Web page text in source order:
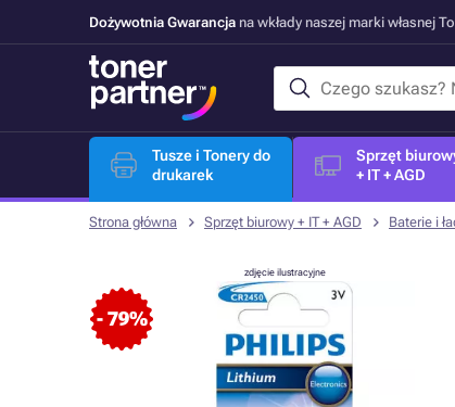
Dożywotnia Gwarancja na wkłady naszej marki własnej
Tusze i Tonery do
drukarek
Sprzęt
+ IT + AGD
Strona główna Sprzęt biurowy + IT + AGD Baterie i
- 79%
zdjęcie ilustracyjne